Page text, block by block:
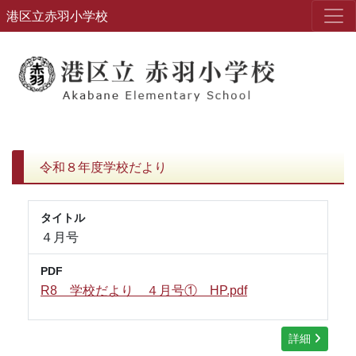
港区立赤羽小学校
令和８年度学校だより
タイトル
４月号
PDF
R8 学校だより ４月号① HP.pdf
詳細